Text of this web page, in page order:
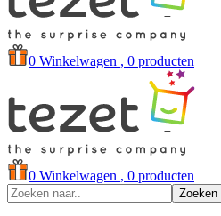
0 Winkelwagen , 0 producten
0 Winkelwagen , 0 producten
Zoeken